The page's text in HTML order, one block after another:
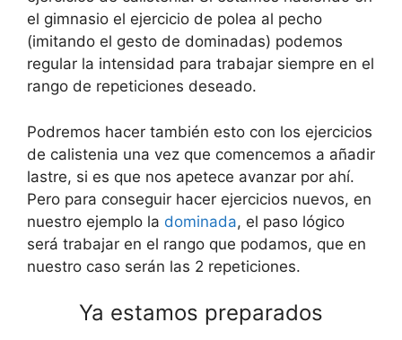
el gimnasio el ejercicio de polea al pecho
(imitando el gesto de dominadas) podemos
regular la intensidad para trabajar siempre en el
rango de repeticiones deseado.
Podremos hacer también esto con los ejercicios
de calistenia una vez que comencemos a añadir
lastre, si es que nos apetece avanzar por ahí.
Pero para conseguir hacer ejercicios nuevos, en
nuestro ejemplo la dominada, el paso lógico
será trabajar en el rango que podamos, que en
nuestro caso serán las 2 repeticiones.
Ya estamos preparados